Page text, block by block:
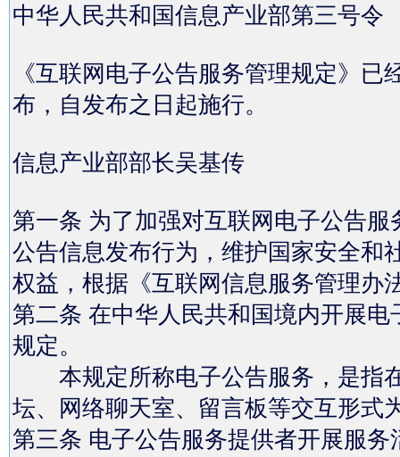
中华人民共和国信息产业部第三号令
《互联网电子公告服务管理规定》
布，自发布之日起施行。
信息产业部部长吴基传
第一条 为了加强对互联网电子公告
公告信息发布行为，维护国家安全和
权益，根据《互联网信息服务管理办
第二条 在中华人民共和国境内开展
规定。
本规定所称电子公告服务，是指
坛、网络聊天室、留言板等交互形式
第三条 电子公告服务提供者开展服